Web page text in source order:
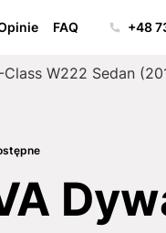
FAQ +48
W222 Sedan